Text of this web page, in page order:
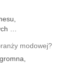
…
modowej?